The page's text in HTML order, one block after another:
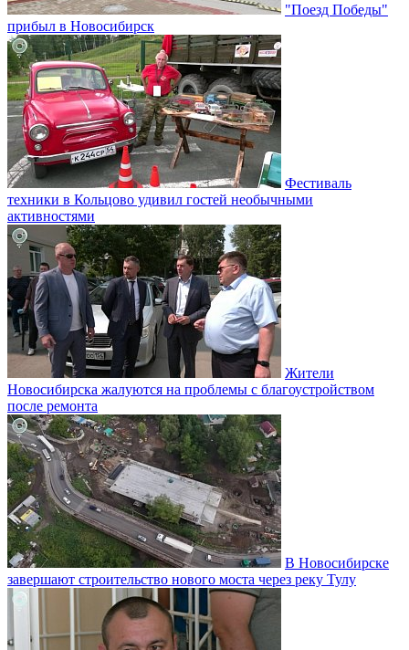
"Поезд Победы"
прибыл в Новосибирск
Фестиваль
техники в Кольцово удивил гостей необычными
активностями
Жители
Новосибирска жалуются на проблемы с благоустройством
после ремонта
В Новосибирске
завершают строительство нового моста через реку Тулу